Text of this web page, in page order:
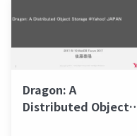
Dragon: A
Distributed Object